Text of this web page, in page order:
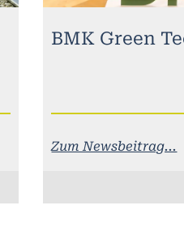
BMK Green
Zum Newsbeitrag...